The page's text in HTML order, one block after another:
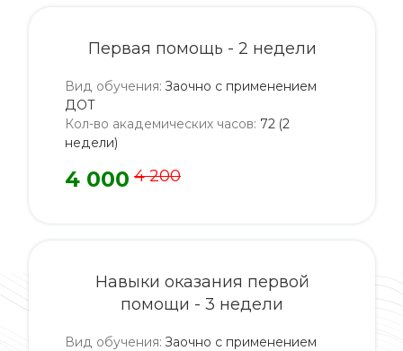
Первая помощь - 2 недели
Вид обучения: Заочно с применением
ДОТ
Кол-во академических часов: 72 (2
недели)
4 000 4 200
Навыки оказания первой
помощи - 3 недели
Вид обучения: Заочно с применением